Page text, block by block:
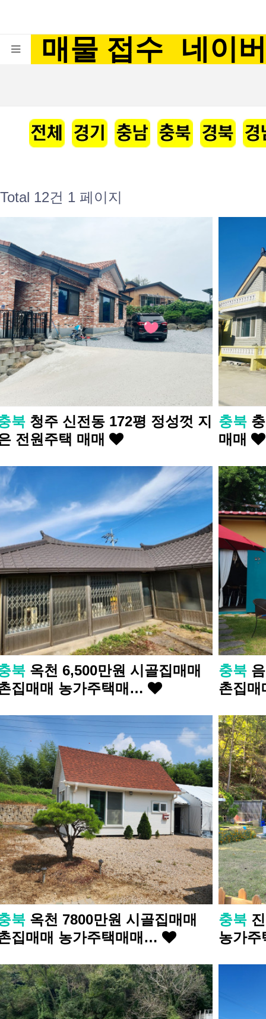
매물 접수 네이
Total 12건 1 페이지
북 청주 신전동 172평 정성껏 지
전원주택 매매
충북
매매
북 옥천 6,500만원 시골집매매
집매매 농가주택매…
충북
촌집
북 옥천 7800만원 시골집매매
집매매 농가주택매매…
충북
농가